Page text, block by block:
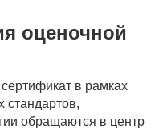
оценочной
в рамках
стандартов,
обращаются в центр